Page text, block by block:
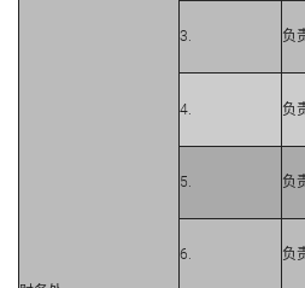
3. 负
4. 负
5. 负
6. 负